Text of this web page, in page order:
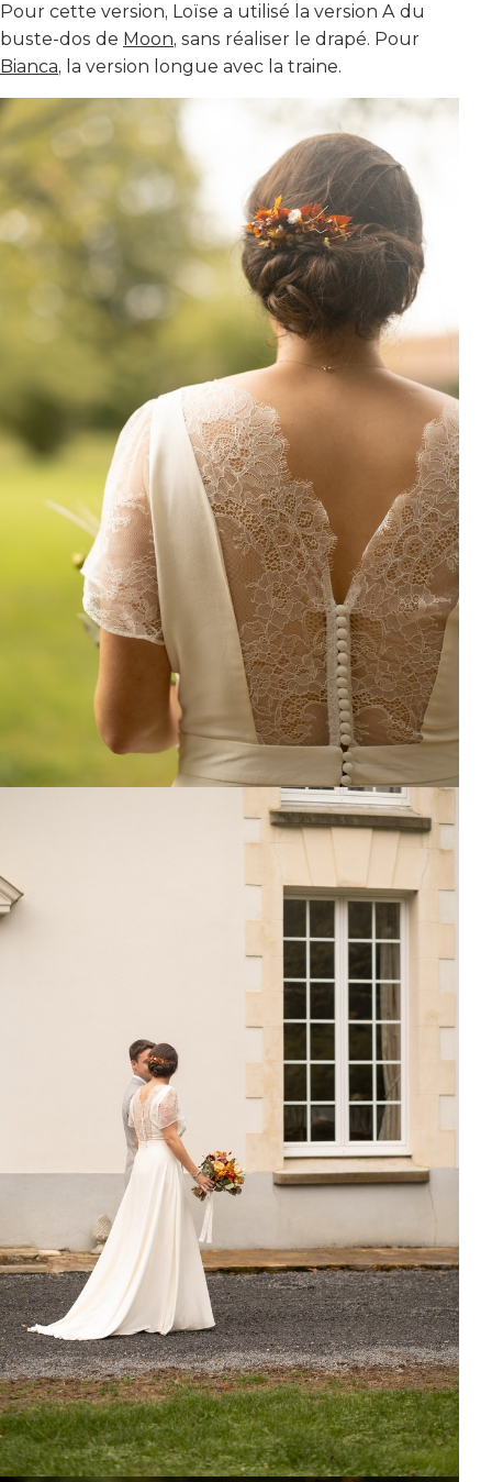
Pour cette version, Loïse a utilisé la version A du
buste-dos de Moon, sans réaliser le drapé. Pour
Bianca, la version longue avec la traine.